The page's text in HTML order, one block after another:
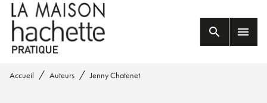
MENU RECHERCHE
PIED DE PAGE
search menu
Accueil / Auteurs / Jenny Chatenet